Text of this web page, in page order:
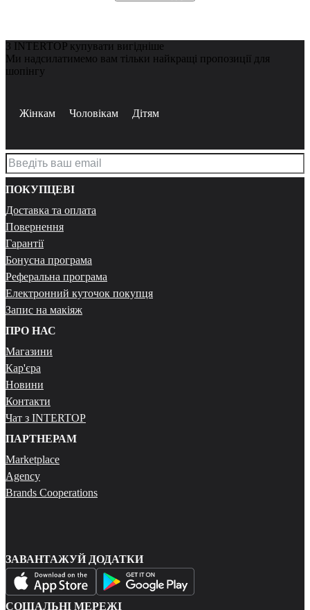
З INTERTOP купувати вигідніше
Ми надсилатимемо вам тільки найкращі пропозиції для
шопінгу
Жінкам Чоловікам Дітям
ПОКУПЦЕВІ
Доставка та оплата
Повернення
Гарантії
Бонусна програма
Реферальна програма
Електронний куточок покупця
Запис на макіяж
ПРО НАС
Магазини
Кар'єра
Новини
Контакти
Чат з INTERTOP
ПАРТНЕРАМ
Marketplace
Agency
Brands Cooperations
ЗАВАНТАЖУЙ ДОДАТКИ
СОЦІАЛЬНІ МЕРЕЖІ